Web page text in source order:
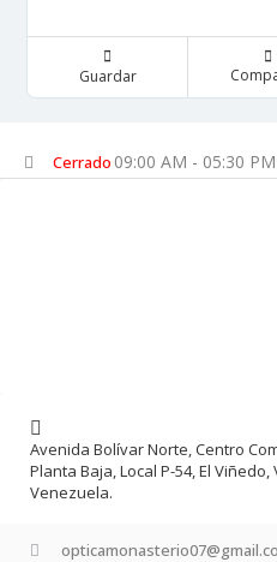
Guardar
Cerrado 09:00 AM - 05:30 PM
Avenida Bolívar Norte, Centro
Planta Baja, Local P-54, El Viñedo,
Venezuela.